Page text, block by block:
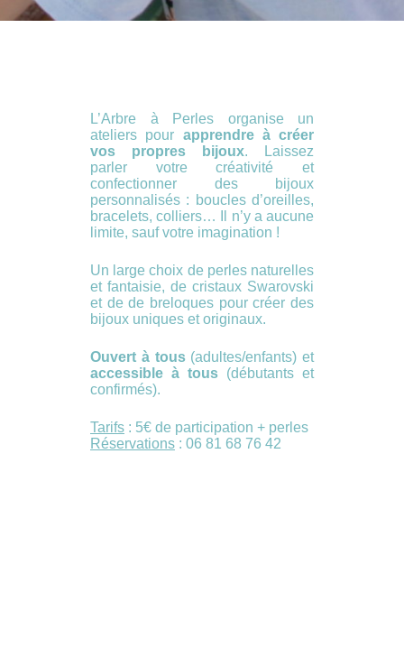
L’Arbre à Perles organise un
ateliers pour apprendre à créer
vos propres bijoux. Laissez
parler votre créativité et
confectionner des bijoux
personnalisés : boucles d’oreilles,
bracelets, colliers… Il n’y a aucune
limite, sauf votre imagination !
Un large choix de perles naturelles
et fantaisie, de cristaux Swarovski
et de de breloques pour créer des
bijoux uniques et originaux.
Ouvert à tous(adultes/enfants) et
accessible à tous (débutants et
confirmés).
Tarifs : 5€ de participation + perles
Réservations : 06 81 68 76 42